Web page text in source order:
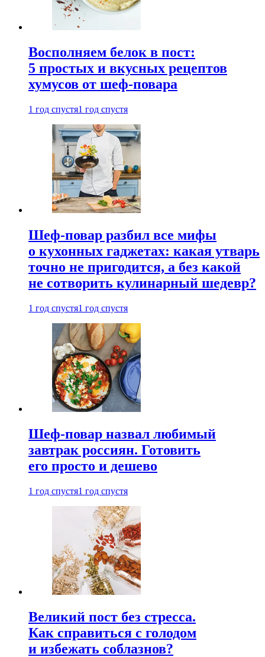
Восполняем белок в пост:
5 простых и вкусных рецептов
хумусов от шеф-повара
1 год спустя1 год спустя
Шеф-повар разбил все мифы
о кухонных гаджетах: какая утварь
точно не пригодится, а без какой
не сотворить кулинарный шедевр?
1 год спустя1 год спустя
Шеф-повар назвал любимый
завтрак россиян. Готовить
его просто и дешево
1 год спустя1 год спустя
Великий пост без стресса.
Как справиться с голодом
и избежать соблазнов?